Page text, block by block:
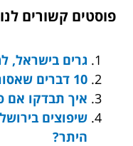
פוסטים קשורים
גרים בישראל,
10 דברים שאסור לעשות עם בריכות ביתיות
איך תבדקו אם
שיפוצים
היתר?